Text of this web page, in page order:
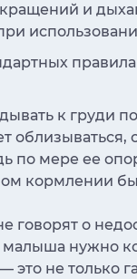
и
к груди
по мере ее
кормлении
говорят о
нужно
это не только